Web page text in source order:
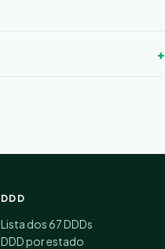
DDD
Lista dos 67 DDDs
DDD por estado